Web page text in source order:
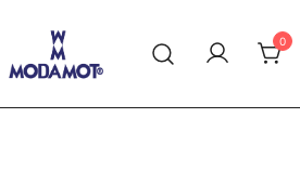
Modamot E-Ticaret
0